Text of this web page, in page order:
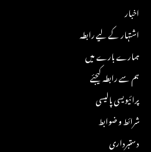
اخبار
اشتہار کے لیے رابطہ
ہمارے بارے میں
ہم سے رابطہ کیجئے
پرائیویسی پالیسی
شرائط و ضوابط
دستبرداری